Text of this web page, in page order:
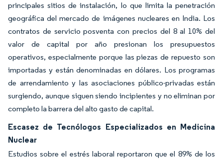
principales sitios de instalación, lo que limita la penetración
geográfica del mercado de imágenes nucleares en India. Los
contratos de servicio posventa con precios del 8 al 10% del
valor de capital por año presionan los presupuestos
operativos, especialmente porque las piezas de repuesto son
importadas y están denominadas en dólares. Los programas
de arrendamiento y las asociaciones público-privadas están
surgiendo, aunque siguen siendo incipientes y no eliminan por
completo la barrera del alto gasto de capital.
Escasez de Tecnólogos Especializados en Medicina
Nuclear
Estudios sobre el estrés laboral reportaron que el 89% de los